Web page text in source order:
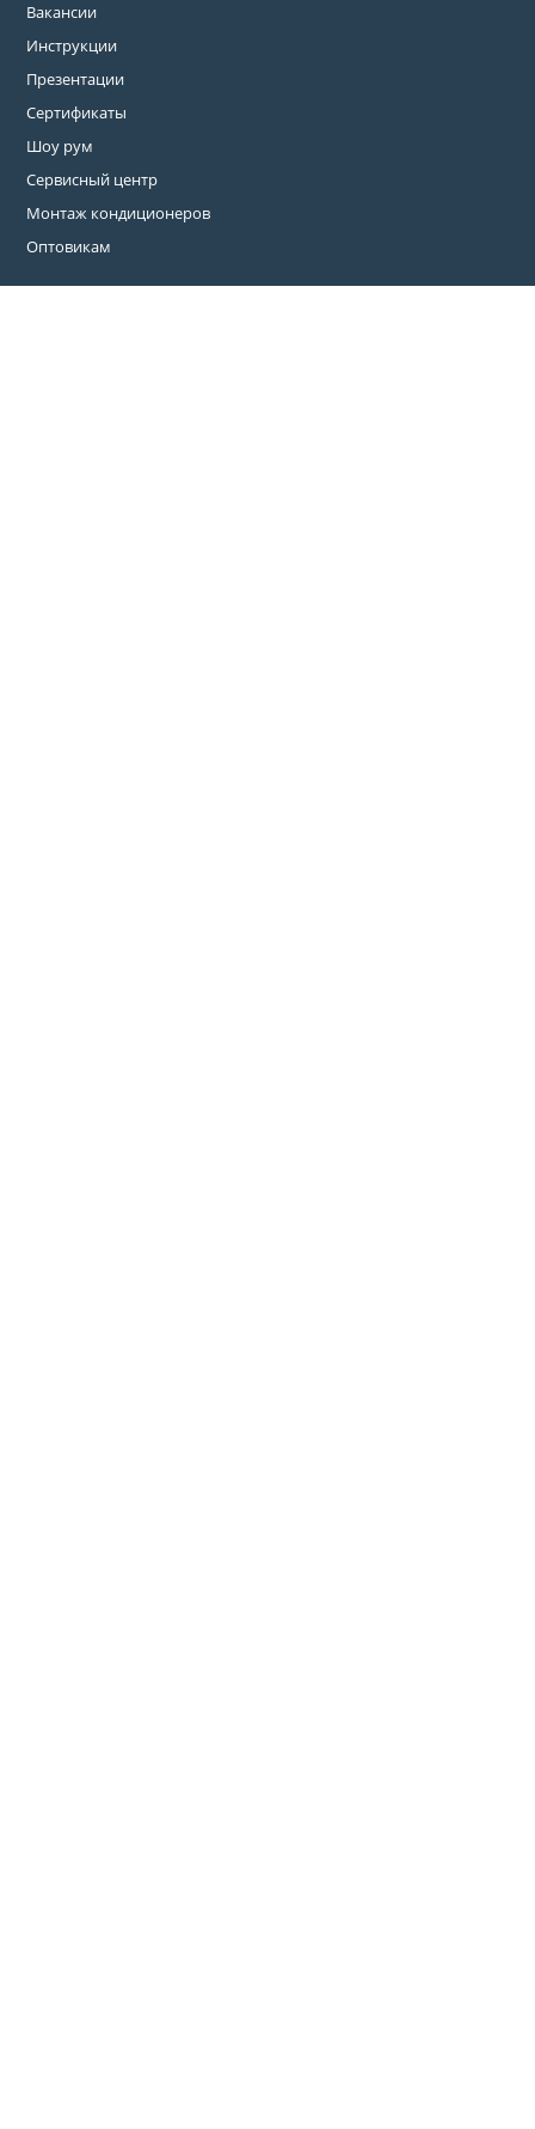
Вакансии
Инструкции
Презентации
Сертификаты
Шоу рум
Сервисный центр
Монтаж кондиционеров
Оптовикам